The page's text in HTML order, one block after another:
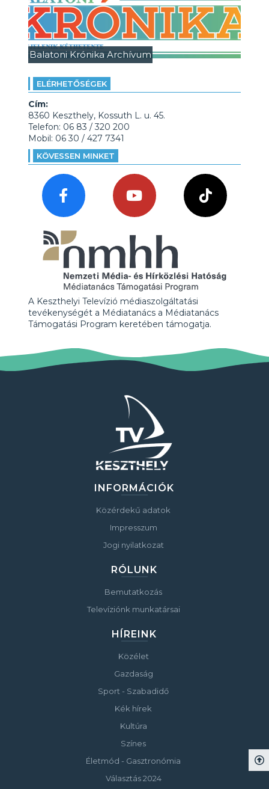
Balatoni Krónika Archívum
ELÉRHETŐSÉGEK
Cím:
8360 Keszthely, Kossuth L. u. 45.
Telefon: 06 83 / 320 200
Mobil: 06 30 / 427 7341
KÖVESSEN MINKET
A Keszthelyi Televízió médiaszolgáltatási
tevékenységét a Médiatanács a Médiatanács
Támogatási Program keretében támogatja.
INFORMÁCIÓK
Közérdekű adatok
Impresszum
Jogi nyilatkozat
RÓLUNK
Bemutatkozás
Televíziónk munkatársai
HÍREINK
Közélet
Gazdaság
Sport - Szabadidő
Kék hírek
Kultúra
Színes
Életmód - Gasztronómia
Választás 2024